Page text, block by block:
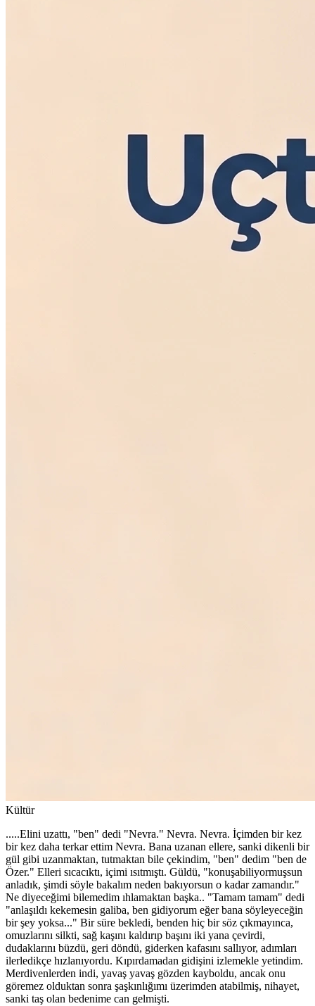
Kültür
.....Elini uzattı, "ben" dedi "Nevra." Nevra. Nevra. İçimden bir kez
bir kez daha terkar ettim Nevra. Bana uzanan ellere, sanki dikenli bir
gül gibi uzanmaktan, tutmaktan bile çekindim, "ben" dedim "ben de
Özer." Elleri sıcacıktı, içimi ısıtmıştı. Güldü, "konuşabiliyormuşsun
anladık, şimdi söyle bakalım neden bakıyorsun o kadar zamandır."
Ne diyeceğimi bilemedim ıhlamaktan başka.. "Tamam tamam" dedi
"anlaşıldı kekemesin galiba, ben gidiyorum eğer bana söyleyeceğin
bir şey yoksa..." Bir süre bekledi, benden hiç bir söz çıkmayınca,
omuzlarını silkti, sağ kaşını kaldırıp başını iki yana çevirdi,
dudaklarını büzdü, geri döndü, giderken kafasını sallıyor, adımları
ilerledikçe hızlanıyordu. Kıpırdamadan gidişini izlemekle yetindim.
Merdivenlerden indi, yavaş yavaş gözden kayboldu, ancak onu
göremez olduktan sonra şaşkınlığımı üzerimden atabilmiş, nihayet,
sanki taş olan bedenime can gelmişti.